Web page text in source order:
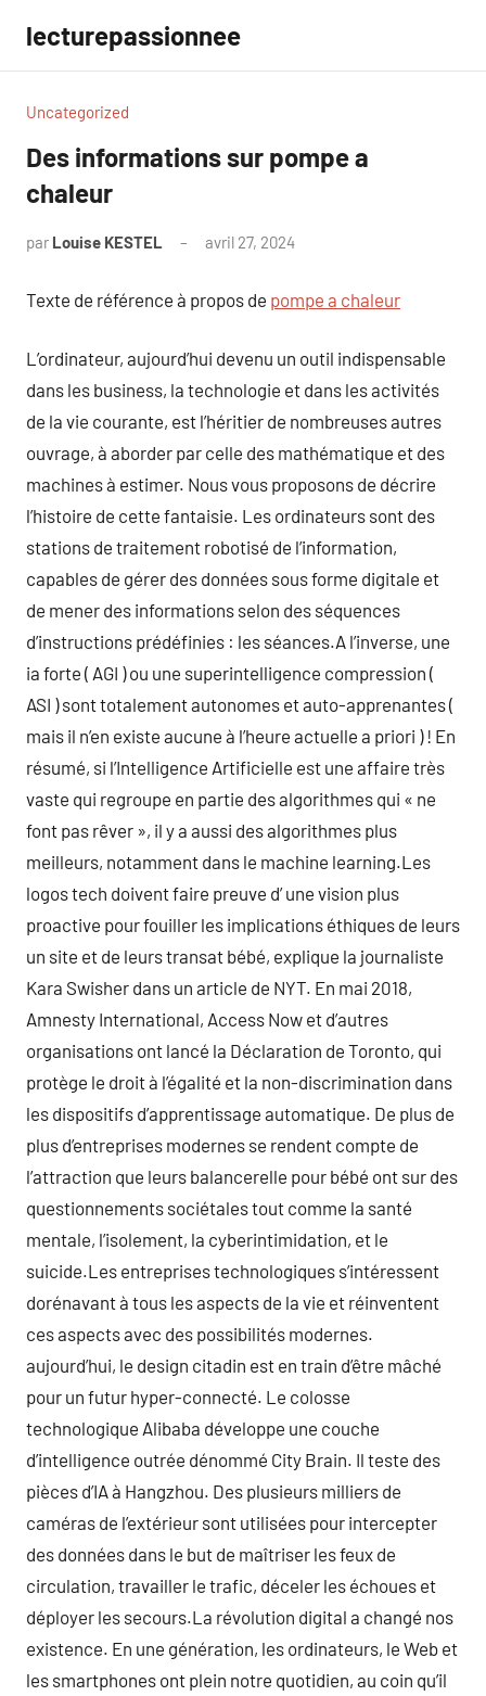
contenu
lecturepassionnee
Uncategorized
Des informations sur pompe a
chaleur
par Louise KESTEL avril 27, 2024
Texte de référence à propos de pompe a chaleur
L’ordinateur, aujourd’hui devenu un outil indispensable
dans les business, la technologie et dans les activités
de la vie courante, est l’héritier de nombreuses autres
ouvrage, à aborder par celle des mathématique et des
machines à estimer. Nous vous proposons de décrire
l’histoire de cette fantaisie. Les ordinateurs sont des
stations de traitement robotisé de l’information,
capables de gérer des données sous forme digitale et
de mener des informations selon des séquences
d’instructions prédéfinies : les séances.A l’inverse, une
ia forte ( AGI ) ou une superintelligence compression (
ASI ) sont totalement autonomes et auto-apprenantes (
mais il n’en existe aucune à l’heure actuelle a priori ) ! En
résumé, si l’Intelligence Artificielle est une affaire très
vaste qui regroupe en partie des algorithmes qui « ne
font pas rêver », il y a aussi des algorithmes plus
meilleurs, notamment dans le machine learning.Les
logos tech doivent faire preuve d’ une vision plus
proactive pour fouiller les implications éthiques de leurs
un site et de leurs transat bébé, explique la journaliste
Kara Swisher dans un article de NYT. En mai 2018,
Amnesty International, Access Now et d’autres
organisations ont lancé la Déclaration de Toronto, qui
protège le droit à l’égalité et la non-discrimination dans
les dispositifs d’apprentissage automatique. De plus de
plus d’entreprises modernes se rendent compte de
l’attraction que leurs balancerelle pour bébé ont sur des
questionnements sociétales tout comme la santé
mentale, l’isolement, la cyberintimidation, et le
suicide.Les entreprises technologiques s’intéressent
dorénavant à tous les aspects de la vie et réinventent
ces aspects avec des possibilités modernes.
aujourd’hui, le design citadin est en train d’être mâché
pour un futur hyper-connecté. Le colosse
technologique Alibaba développe une couche
d’intelligence outrée dénommé City Brain. Il teste des
pièces d’IA à Hangzhou. Des plusieurs milliers de
caméras de l’extérieur sont utilisées pour intercepter
des données dans le but de maîtriser les feux de
circulation, travailler le trafic, déceler les échoues et
déployer les secours.La révolution digital a changé nos
existence. En une génération, les ordinateurs, le Web et
les smartphones ont plein notre quotidien, au coin qu’il